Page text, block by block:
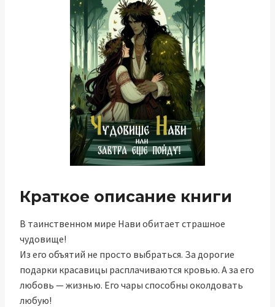
Краткое описание книги
В таинственном мире Нави обитает страшное
чудовище!
Из его объятий не просто выбраться. За дорогие
подарки красавицы расплачиваются кровью. А за его
любовь — жизнью. Его чары способны околдовать
любую!